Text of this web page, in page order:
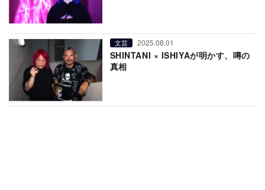
文芸 2025.08.01
SHINTANI × ISHIYAが明かす、噂の
真相